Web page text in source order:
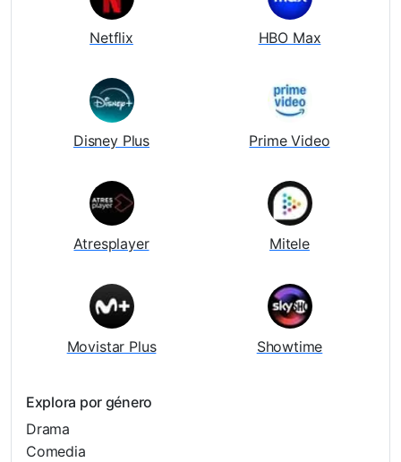
Netflix HBO Max
Disney Plus Prime Video
Atresplayer Mitele
Movistar Plus Showtime
Explora por género
Drama
Comedia